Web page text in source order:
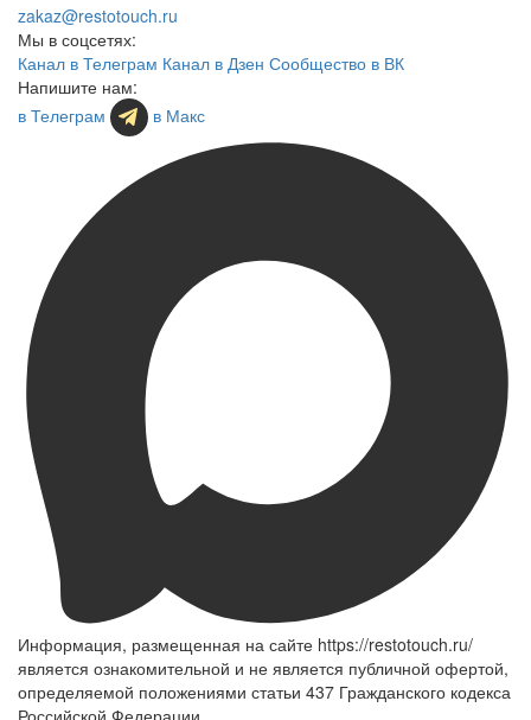
zakaz@restotouch.ru
Мы в соцсетях:
Канал в Телеграм Канал в Дзен Сообщество в ВК
Напишите нам:
в Телеграм
в Макс
Информация, размещенная на сайте https://restotouch.ru/
является ознакомительной и не является публичной офертой,
определяемой положениями статьи 437 Гражданского кодекса
Российской Федерации.